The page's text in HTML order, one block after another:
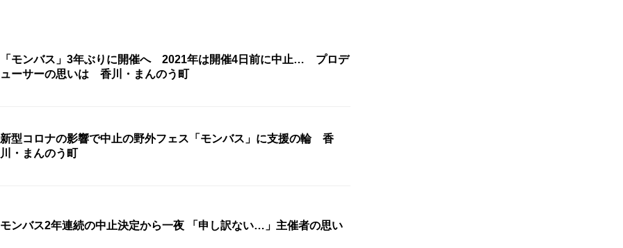
「モンバス」3年ぶりに開催へ 2021年は開催4日前に中止… プロデ
ューサーの思いは 香川・まんのう町
新型コロナの影響で中止の野外フェス「モンバス」に支援の輪 香
川・まんのう町
モンバス2年連続の中止決定から一夜 「申し訳ない…」主催者の思い